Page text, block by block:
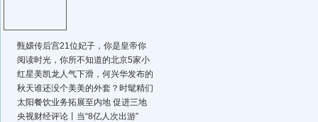
甄嬛传后宫21位妃子，你是皇帝你
阅读时光，你所不知道的北京5家小
红星美凯龙人气下滑，何兴华发布的
秋天谁还没个美美的外套？时髦精们
太阳餐饮业务拓展至内地 促进三地
央视财经评论丨当“8亿人次出游”